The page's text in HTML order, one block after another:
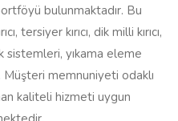
bulunmaktadır. Bu
tersiyer kırıcı, dik milli kırıcı,
sistemleri, yıkama eleme
memnuniyeti odaklı
kaliteli hizmeti uygun